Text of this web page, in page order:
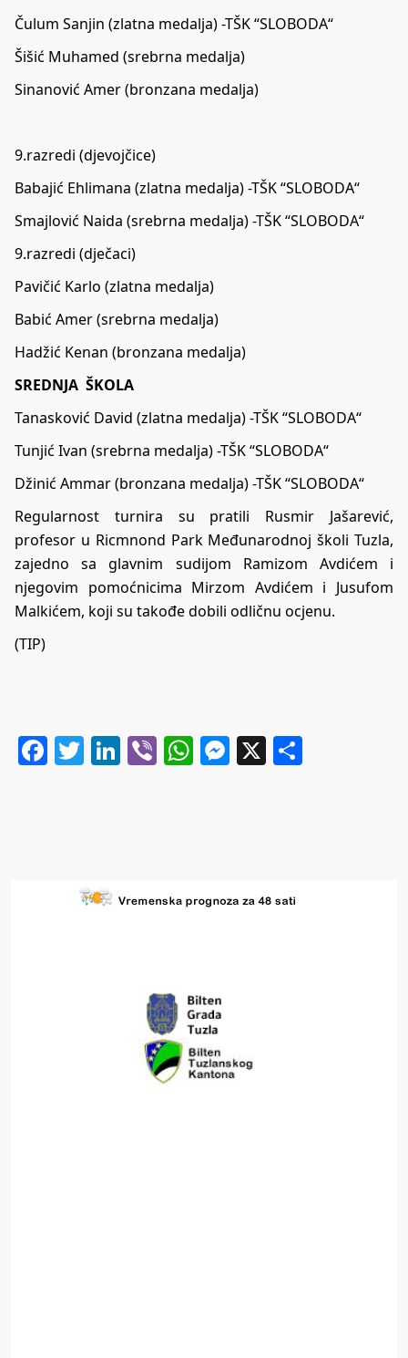
Čulum Sanjin (zlatna medalja) -TŠK “SLOBODA“
Šišić Muhamed (srebrna medalja)
Sinanović Amer (bronzana medalja)
9.razredi (djevojčice)
Babajić Ehlimana (zlatna medalja) -TŠK “SLOBODA“
Smajlović Naida (srebrna medalja) -TŠK “SLOBODA“
9.razredi (dječaci)
Pavičić Karlo (zlatna medalja)
Babić Amer (srebrna medalja)
Hadžić Kenan (bronzana medalja)
SREDNJA ŠKOLA
Tanasković David (zlatna medalja) -TŠK “SLOBODA“
Tunjić Ivan (srebrna medalja) -TŠK “SLOBODA“
Džinić Ammar (bronzana medalja) -TŠK “SLOBODA“
Regularnost turnira su pratili Rusmir Jašarević,
profesor u Ricmnond Park Međunarodnoj školi Tuzla,
zajedno sa glavnim sudijom Ramizom Avdićem i
njegovim pomoćnicima Mirzom Avdićem i Jusufom
Malkićem, koji su takođe dobili odličnu ocjenu.
(TIP)
Facebook
Twitter
LinkedIn
ViberWhatsApp
Messenger
X